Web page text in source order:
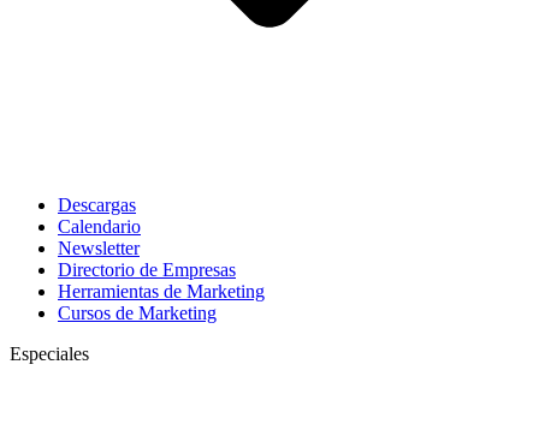
Descargas
Calendario
Newsletter
Directorio de Empresas
Herramientas de Marketing
Cursos de Marketing
Especiales